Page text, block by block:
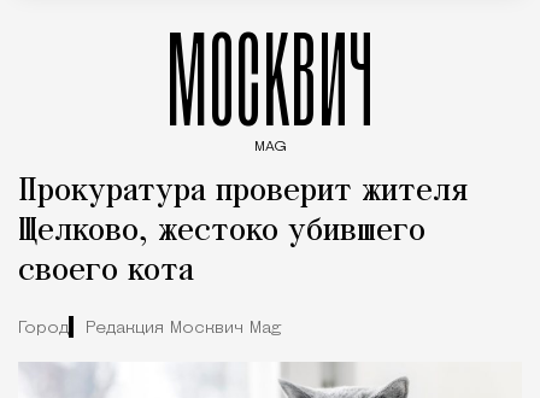
МОСКВИЧ
MAG
Прокуратура проверит жителя
Щелково, жестоко убившего
своего кота
Город Редакция Москвич Mag